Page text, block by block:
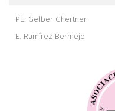
PE. Gelber Ghertner
E. Ramírez Bermejo